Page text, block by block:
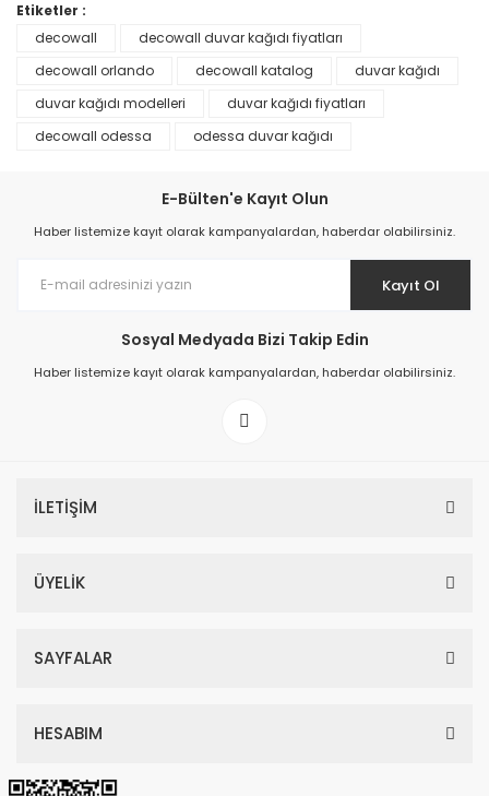
Prime ArtDECO Duvar Kağıdı Tutkalı 500 gr
199,00 TL
Etiketler :
decowall
decowall duvar kağıdı fiyatları
decowall orlando
decowall katalog
duvar kağıdı
duvar kağıdı modelleri
duvar kağıdı fiyatları
decowall odessa
odessa duvar kağıdı
E-Bülten'e Kayıt Olun
Haber listemize kayıt olarak kampanyalardan, haberdar olabilirsiniz.
Kayıt Ol
Sosyal Medyada Bizi Takip Edin
Haber listemize kayıt olarak kampanyalardan, haberdar olabilirsiniz.
İLETİŞİM
ÜYELİK
SAYFALAR
HESABIM